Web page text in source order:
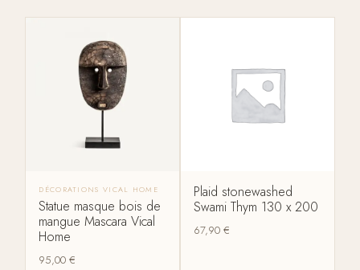
DÉCORATIONS VICAL HOME
Statue masque bois de
mangue Mascara Vical
Home
95,00€
Plaid stonewashed
Swami Thym 130 x 200
67,90 €